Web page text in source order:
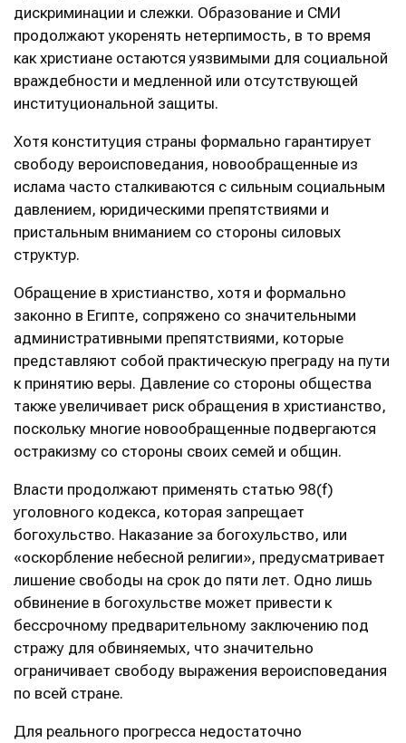
дискриминации и слежки. Образование и СМИ
продолжают укоренять нетерпимость, в то время
как христиане остаются уязвимыми для социальной
враждебности и медленной или отсутствующей
институциональной защиты.
Хотя конституция страны формально гарантирует
свободу вероисповедания, новообращенные из
ислама часто сталкиваются с сильным социальным
давлением, юридическими препятствиями и
пристальным вниманием со стороны силовых
структур.
Обращение в христианство, хотя и формально
законно в Египте, сопряжено со значительными
административными препятствиями, которые
представляют собой практическую преграду на пути
к принятию веры. Давление со стороны общества
также увеличивает риск обращения в христианство,
поскольку многие новообращенные подвергаются
остракизму со стороны своих семей и общин.
Власти продолжают применять статью 98(f)
уголовного кодекса, которая запрещает
богохульство. Наказание за богохульство, или
«оскорбление небесной религии», предусматривает
лишение свободы на срок до пяти лет. Одно лишь
обвинение в богохульстве может привести к
бессрочному предварительному заключению под
стражу для обвиняемых, что значительно
ограничивает свободу выражения вероисповедания
по всей стране.
Для реального прогресса недостаточно